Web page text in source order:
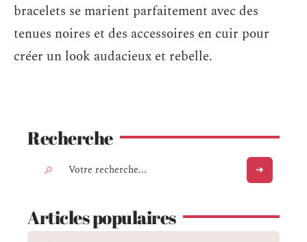
bracelets se marient parfaitement avec des
tenues noires et des accessoires en cuir pour
créer un look audacieux et rebelle.
Recherche
Articles populaires